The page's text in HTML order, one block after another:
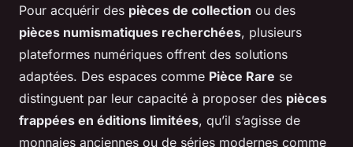
Pour acquérir des pièces de collection ou des
pièces numismatiques recherchées, plusieurs
plateformes numériques offrent des solutions
adaptées. Des espaces comme Pièce Rare se
distinguent par leur capacité à proposer des pièces
frappées en éditions limitées, qu’il s’agisse de
monnaies anciennes ou de séries modernes comme